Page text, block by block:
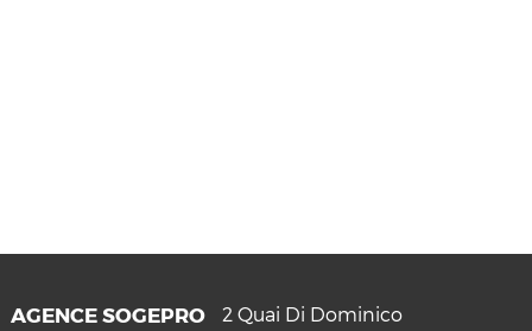
AGENCE SOGEPRO
2 Quai Di Dominico